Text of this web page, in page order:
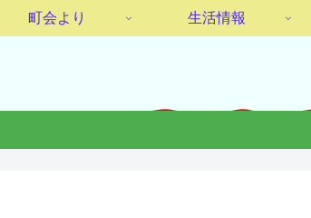
町会より 生活情報